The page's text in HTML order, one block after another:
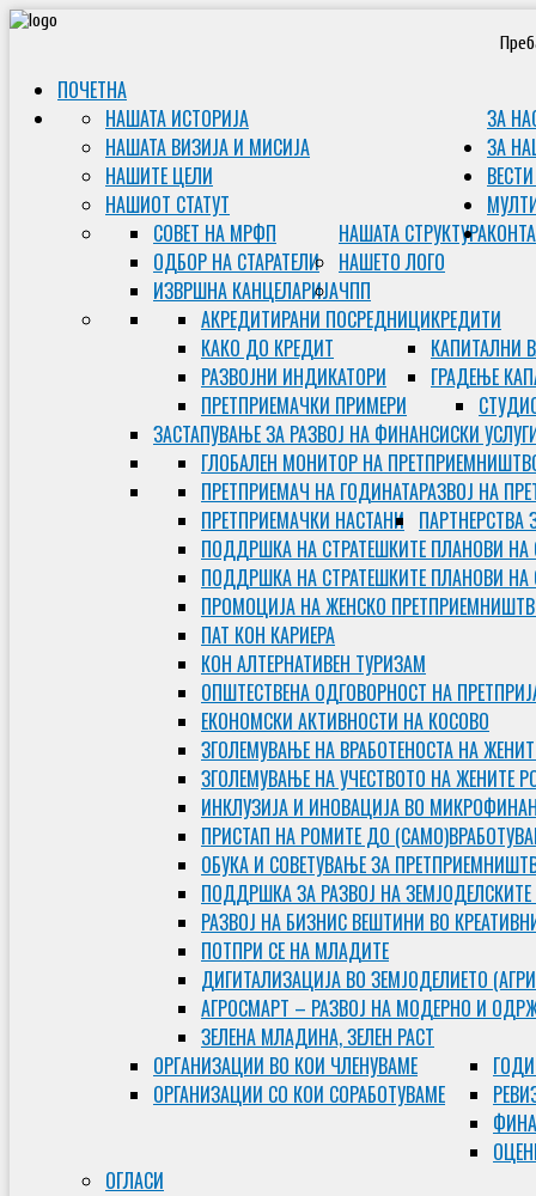
ПОЧЕТНА
ЗА
НАШАТА ИСТОРИЈА
НАШАТА ВИЗИЈА И МИСИЈА
НАШИТЕ ЦЕЛИ
НАШИОТ СТАТУТ
НАШАТА СТРУКТУРА
СОВЕТ НА МРФП
ОДБОР НА СТАРАТЕЛИ
ИЗВРШНА КАНЦЕЛАРИЈА
НАШЕТО ЛОГО
ЧПП
ЗА
КРЕДИТИ
АКРЕДИТИРАНИ ПОСРЕДНИЦИ
КАКО ДО КРЕДИТ
РАЗВОЈНИ ИНДИКАТОРИ
ПРЕТПРИЕМАЧКИ ПРИМЕРИ
КАПИТАЛНИ
ГРАДЕЊЕ
ЗАСТАПУВАЊЕ ЗА РАЗВОЈ НА ФИНАНСИСКИ
ГЛОБАЛЕН МОНИТОР НА
РАЗВОЈ НА
ПРЕТПРИЕМАЧ НА ГОДИНАТА
ПРЕТПРИЕМАЧКИ НАСТАНИ ПАРТНЕРСТВА
ПОДДРШКА НА СТРАТЕШКИТЕ ПЛАНОВИ НА
ПОДДРШКА НА СТРАТЕШКИТЕ ПЛАНОВИ НА
ПРОМОЦИЈА НА ЖЕНСКО
ПАТ КОН КАРИЕРА
КОН АЛТЕРНАТИВЕН ТУРИЗАМ
ОПШТЕСТВЕНА ОДГОВОРНОСТ НА
ЕКОНОМСКИ АКТИВНОСТИ НА КОСОВО
ЗГОЛЕМУВАЊЕ НА ВРАБОТЕНОСТА НА
ЗГОЛЕМУВАЊЕ НА УЧЕСТВОТО НА ЖЕНИТЕ
ИНКЛУЗИЈА И ИНОВАЦИЈА ВО
ПРИСТАП НА РОМИТЕ ДО
ОБУКА И СОВЕТУВАЊЕ ЗА
ПОДДРШКА ЗА РАЗВОЈ НА
РАЗВОЈ НА БИЗНИС ВЕШТИНИ ВО
ПОТПРИ СЕ НА МЛАДИТЕ
ДИГИТАЛИЗАЦИЈА ВО ЗЕМЈОДЕЛИЕТО
АГРОСМАРТ – РАЗВОЈ НА МОДЕРНО И
ЗЕЛЕНА МЛАДИНА, ЗЕЛЕН РАСТ
ОРГAНИЗАЦИИ ВО КОИ ЧЛЕНУВАМЕ
ОРГАНИЗАЦИИ СО КОИ СОРАБОТУВАМЕ
ОГЛАСИ